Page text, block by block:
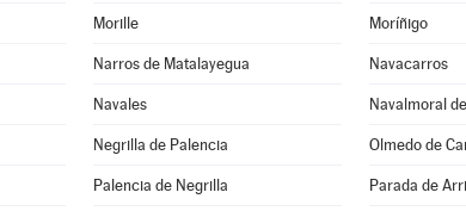
Morille Moríñigo
Narros de Matalayegua Navacarros
Navales Navalmoral
Negrilla de Palencia Olmedo de
Palencia de Negrilla Parada de